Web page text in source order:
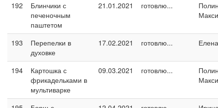
192
Блинчики с
печеночным
паштетом
21.01.2021 готовлю...
193
Перепелки в
духовке
17.02.2021 готовлю...
194
Картошка с
фрикадельками в
мультиварке
09.03.2021 готовлю...